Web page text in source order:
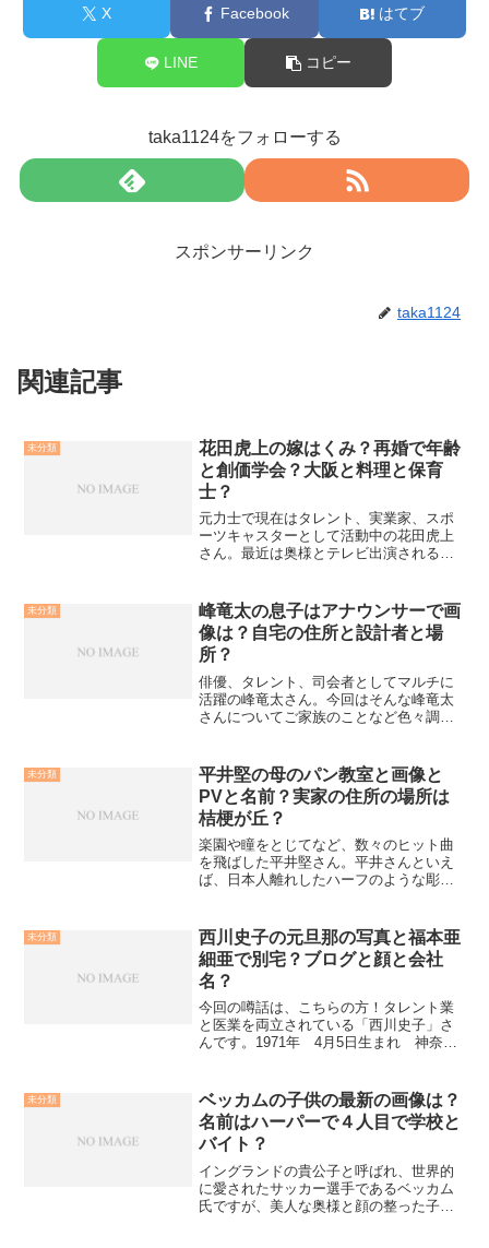
X Facebook はてブ
LINE コピー
taka1124をフォローする
スポンサーリンク
taka1124
関連記事
未分類
花田虎上の嫁はくみ？再婚で年齢
と創価学会？大阪と料理と保育
士？
元力士で現在はタレント、実業家、スポ
ーツキャスターとして活動中の花田虎上
さん。最近は奥様とテレビ出演されるこ
花田虎上の嫁はくみで再婚で年齢と創価
学会？花田虎上さんは２０...
未分類
峰竜太の息子はアナウンサーで画
像は？自宅の住所と設計者と場
所？
俳優、タレント、司会者としてマルチに
活躍の峰竜太さん。今回はそんな峰竜太
さんについてご家族のことなど色々調べ
娘さんの二人のお子さんがいらっしゃい
ます。息子さんのお名前は...
未分類
平井堅の母のパン教室と画像と
PVと名前？実家の住所の場所は
桔梗が丘？
楽園や瞳をとじてなど、数々のヒット曲
を飛ばした平井堅さん。平井さんといえ
ば、日本人離れしたハーフのような彫り
お母さまの事や実家のことなど話題に上
がっています。今回、その...
未分類
西川史子の元旦那の写真と福本亜
細亜で別宅？ブログと顔と会社
名？
今回の噂話は、こちらの方！タレント業
と医業を両立されている「西川史子」さ
んです。1971年 4月5日生まれ 神奈川
に生まれましたが、スパルタ教育を幼少
期から受けてきたそ...
未分類
ベッカムの子供の最新の画像は？
名前はハーパーで４人目で学校と
バイト？
イングランドの貴公子と呼ばれ、世界的
に愛されたサッカー選手であるベッカム
氏ですが、美人な奥様と顔の整った子ど